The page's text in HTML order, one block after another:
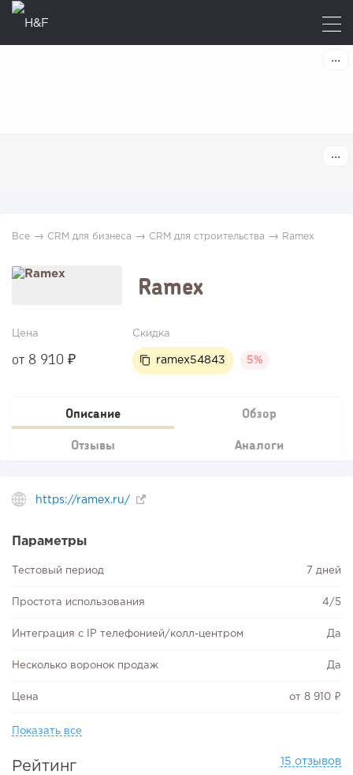
Все → CRM для бизнеса → CRM для строительства → Ramex
Ramex
Скидка
ramex54843 5%
Цена
от 8 910 ₽
Описание Обзор
Отзывы Аналоги
https://ramex.ru/
Параметры
Тестовый период 7 дней
Простота использования 4/5
Интеграция с IP телефонией/колл-центром Да
Несколько воронок продаж Да
Цена от 8 910 ₽
Показать все
Рейтинг 15 отзывов